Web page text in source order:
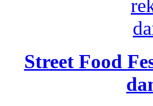
Street Food